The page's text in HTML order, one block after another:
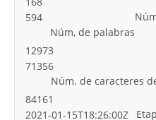
594
Núm, de palabras
12973
71356
Núm. de caracteres
84161
2021-01-15T18:26:00Z